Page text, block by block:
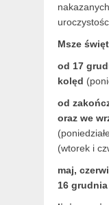
Msze
od 17
kolęd
od
oraz we
(
(wtorek i
maj,
16 grudnia